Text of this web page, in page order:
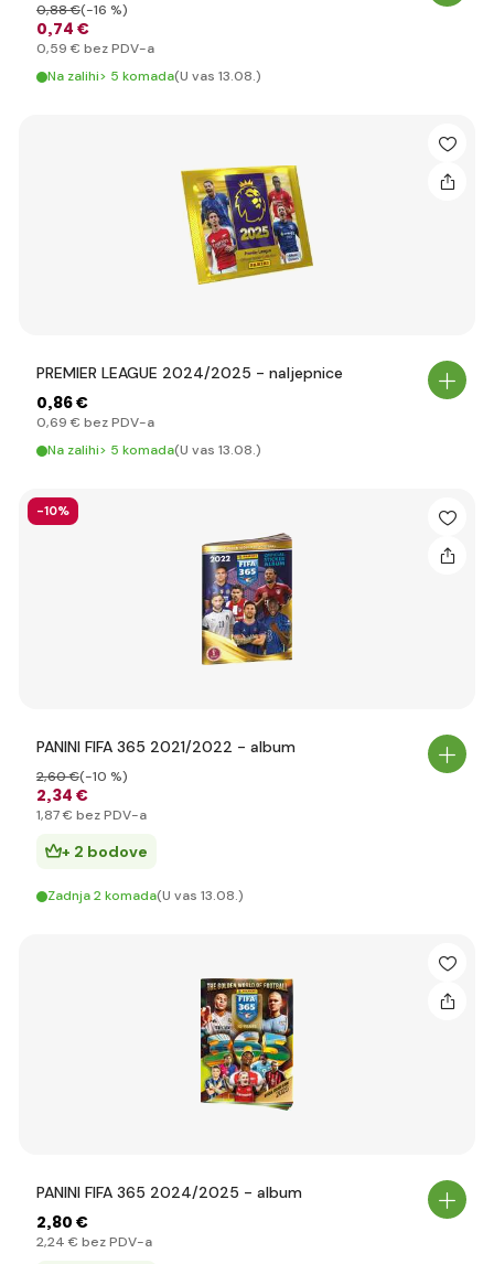
0,74 €
0,88 €(-16 %)
0,59 € bez PDV-a
Na zalihi> 5 komada(U vas 13.08.)
PREMIER LEAGUE 2024/2025 - naljepnice
0,86 €
0,69 € bez PDV-a
Na zalihi> 5 komada(U vas 13.08.)
-10%
PANINI FIFA 365 2021/2022 - album
2,34 €
2,60 €(-10 %)
1,87 € bez PDV-a
+ 2 bodove
Zadnja 2 komada(U vas 13.08.)
PANINI FIFA 365 2024/2025 - album
2,80 €
2,24 € bez PDV-a